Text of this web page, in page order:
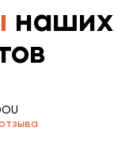
наших